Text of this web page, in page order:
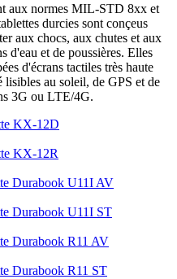
aux normes MIL-STD 8xx et
durcies sont conçeus
aux chocs, aux chutes et aux
d'eau et de poussières. Elles
d'écrans tactiles très haute
lisibles au soleil, de GPS et de
3G ou LTE/4G.
KX-12D
KX-12R
Durabook U11I AV
Durabook U11I ST
Durabook R11 AV
Durabook R11 ST